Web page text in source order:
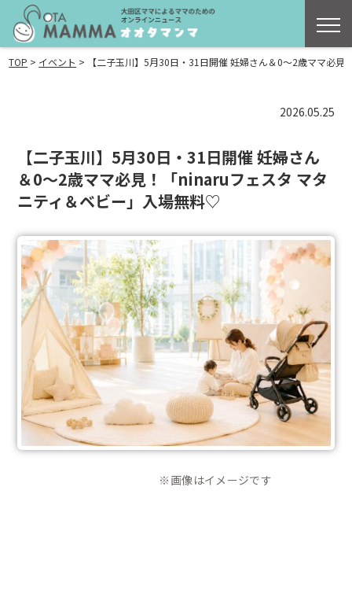
TOP > イベント > 【二子玉川】5月30日・31日開催 妊婦さん＆0〜2歳ママ必
2026.05.25
【二子玉川】5月30日・31日開催 妊婦さん
＆0〜2歳ママ必見！「ninaruフェスタ マタ
ニティ＆ベビー」入場無料♡
※画像はイメージです